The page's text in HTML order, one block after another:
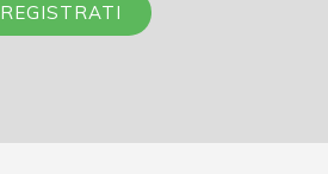
REGISTRATI